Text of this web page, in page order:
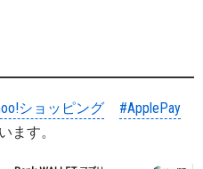
ショッピング
#ApplePay
ます。